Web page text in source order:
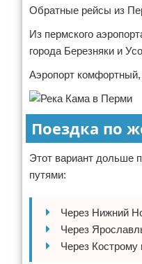
Обратные рейсы из
Из пермского
города Березняки и
Аэропорт комфортный,
Поездка по
Этот вариант дольше
путями:
Через Нижний
Через
Через Кострому